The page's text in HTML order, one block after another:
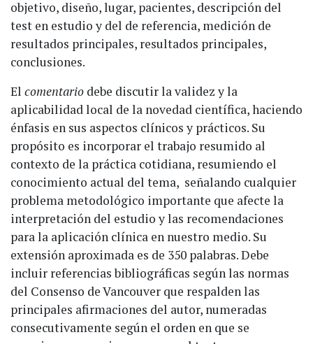
objetivo, diseño, lugar, pacientes, descripción del
test en estudio y del de referencia, medición de
resultados principales, resultados principales,
conclusiones.
El comentario debe discutir la validez y la
aplicabilidad local de la novedad científica, haciendo
énfasis en sus aspectos clínicos y prácticos. Su
propósito es incorporar el trabajo resumido al
contexto de la práctica cotidiana, resumiendo el
conocimiento actual del tema, señalando cualquier
problema metodológico importante que afecte la
interpretación del estudio y las recomendaciones
para la aplicación clínica en nuestro medio. Su
extensión aproximada es de 350 palabras. Debe
incluir referencias bibliográficas según las normas
del Consenso de Vancouver que respalden las
principales afirmaciones del autor, numeradas
consecutivamente según el orden en que se